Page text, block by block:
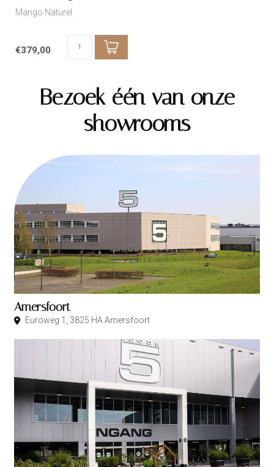
Mango Naturel
€379,00
Bezoek één van onze
showrooms
Amersfoort
Euroweg 1, 3825 HA Amersfoort